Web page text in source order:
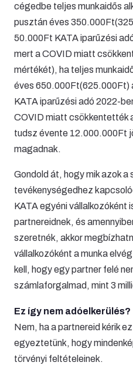
cégedbe teljes munkaidős
pusztán éves
50.000Ft KATA iparűzési
mert a COVID miatt
mértékét), ha teljes
éves 650.000Ft(625.000Ft)
KATA iparűzési adó 2022-
COVID miatt csökkentették
tudsz évente 12.000.000Ft
magadnak.
Gondold át, hogy mik azok a
tevékenységedhez
KATA egyéni vállalkozóként
partnereidnek, és
szeretnék, akkor
vállalkozóként a munka
kell, hogy egy partner felé
számlaforgalmad, mint 3
Ez így nem adóelkerülés?
Nem, ha a partnereid kérik
egyeztetünk, hogy
törvényi feltételeinek.